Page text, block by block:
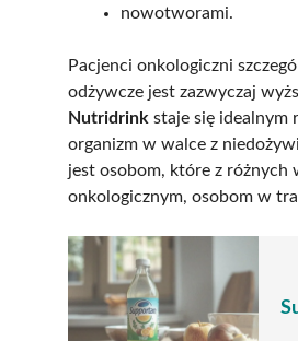
nowotworami.
Pacjenci onkologiczni
odżywcze jest zazwyczaj
Nutridrink staje się idealnym
organizm w walce z
jest osobom, które z różnych
onkologicznym, osobom w